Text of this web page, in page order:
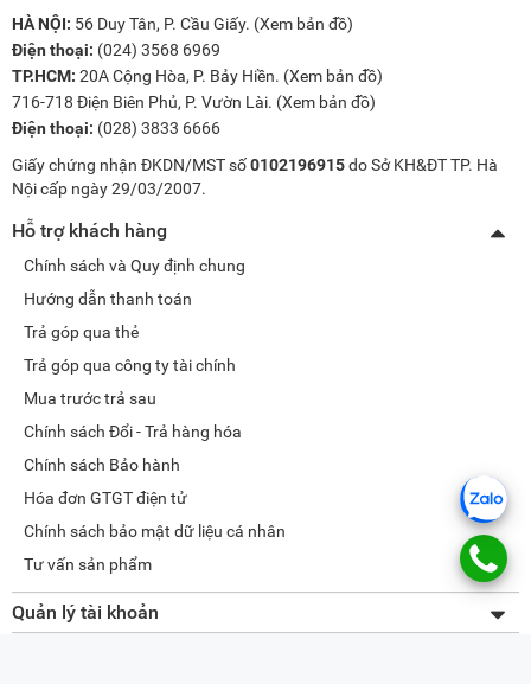
HÀ NỘI: 56 Duy Tân, P. Cầu Giấy. (Xem bản đồ)
Điện thoại: (024) 3568 6969
TP.HCM: 20A Cộng Hòa, P. Bảy Hiền. (Xem bản đồ)
716-718 Điện Biên Phủ, P. Vườn Lài. (Xem bản đồ)
Điện thoại: (028) 3833 6666
Giấy chứng nhận ĐKDN/MST số0102196915do Sở KH&ĐT TP. Hà
Nội cấp ngày 29/03/2007.
Hỗ trợ khách hàng
Chính sách và Quy định chung
Hướng dẫn thanh toán
Trả góp qua thẻ
Trả góp qua công ty tài chính
Mua trước trả sau
Chính sách Đổi - Trả hàng hóa
Chính sách Bảo hành
Hóa đơn GTGT điện tử
Chính sách bảo mật dữ liệu cá nhân
Tư vấn sản phẩm
Quản lý tài khoản